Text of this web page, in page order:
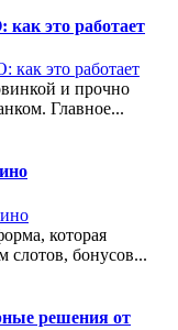
это работает
и прочно
Главное...
которая
слотов, бонусов...
решения от